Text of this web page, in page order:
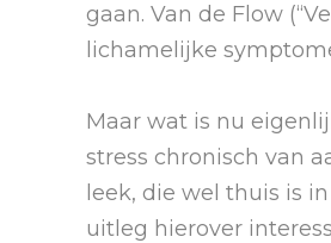
gaan. Van de Flow
lichamelijke
Maar wat is nu
stress chronisch van
leek, die wel thuis is
uitleg hierover